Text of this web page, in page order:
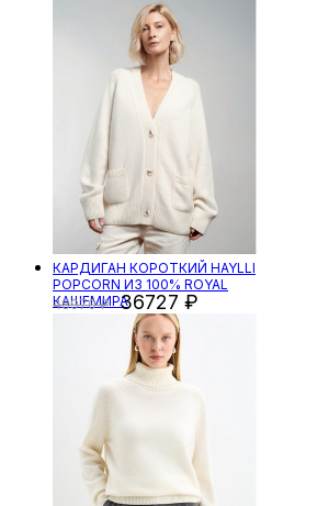
КАРДИГАН КОРОТКИЙ HAYLLI
POPCORN ИЗ 100% ROYAL
КАШЕМИРА
48970 36727